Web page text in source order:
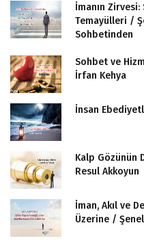
İmanın Zirvesi:
Temayülleri /
Sohbetinden
Sohbet ve
İrfan Kehya
İnsan
Kalp Gözünün
Resul Akkoyun
İman, Akıl ve
Üzerine /